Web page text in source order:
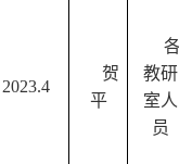
2023.4
贺
平
各
教研
室人
员